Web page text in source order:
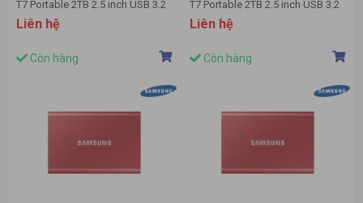
T7 Portable 2TB 2.5 inch USB 3.2
Xanh (Đọc 1050MB/s - Ghi
1000MB/s)-(MU-PC2T0H/WW)
Liên hệ
Còn hàng
T7 Portable 2TB 2.5 inch USB 3.2
đỏ (Đọc 1050MB/s - Ghi
1000MB/s)-(MU-PC2T0R/WW)
Liên hệ
Còn hàng